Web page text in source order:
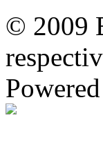
© 2009